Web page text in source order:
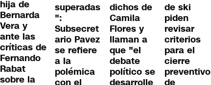
hija de
Bernarda
Vera y
ante las
críticas de
Fernando
Rabat
sobre la
superadas
":
Subsecret
ario Pavez
se refiere
a la
polémica
dichos de
Camila
Flores y
llaman a
que "el
debate
político se
de ski
piden
revisar
criterios
para el
cierre
preventivo